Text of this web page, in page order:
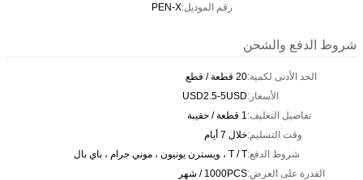
رقم الموديل:PEN-X
شروط الدفع والشحن
الحد الأدنى لكمية:20 قطعة / قطع
الأسعار:USD2.5-5USD
تفاصيل التغليف:1 قطعة / حقيبة
وقت التسليم:خلال 7 أيام
شروط الدفع:T / T ، ويسترن يونيون ، موني جرام ، باي بال
القدرة على العرض:1000PCS / شهر